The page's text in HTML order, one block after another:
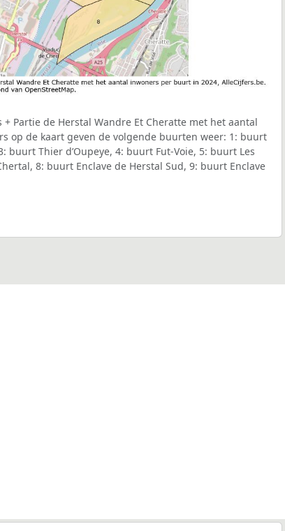
Partie de Herstal Wandre Et Cheratte met het aantal
op de kaart geven de volgende buurten weer: 1: buurt
buurt Thier d’Oupeye, 4: buurt Fut-Voie, 5: buurt Les
8: buurt Enclave de Herstal Sud, 9: buurt Enclave